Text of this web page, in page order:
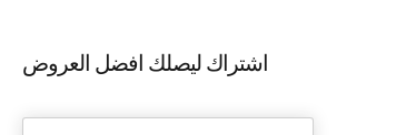
اشتراك ليصلك افضل العروض